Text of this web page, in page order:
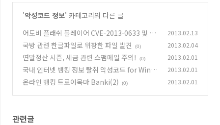
'악성코드 정보' 카테고리의 다른 글
어도비 플래쉬 플레이어 CVE-2013-0633 및 CV
E-2013-0634 취약점 악용 (0)
2013.02.13
국방 관련 한글파일로 위장한 파일 발견 (0) 2013.02.04
연말정산 시즌, 세금 관련 스팸메일 주의! (0) 2013.02.01
국내 인터넷 뱅킹 정보 탈취 악성코드 for Wind
ows, Android (0)
2013.02.01
온라인 뱅킹 트로이목마 Banki(2) (0) 2013.02.01
관련글